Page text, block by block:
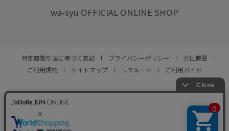
wa-syu OFFICIAL ONLINE SHOP
特定商取引法に基づく表記 プライバシーポリシー
会社概要
ご利用規約
サイトマップ リクルート ご利用ガイド
© JUN CO.,LTD. ALL RIGHTS RESERVED.